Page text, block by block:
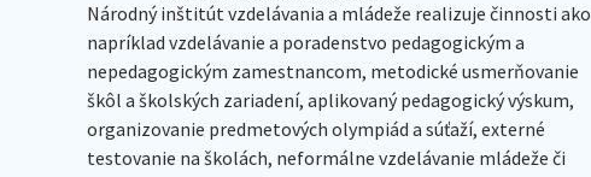
Národný inštitút vzdelávania a mládeže realizuje činnosti ako
napríklad vzdelávanie a poradenstvo pedagogickým a
nepedagogickým zamestnancom, metodické usmerňovanie
škôl a školských zariadení, aplikovaný pedagogický výskum,
organizovanie predmetových olympiád a súťaží, externé
testovanie na školách, neformálne vzdelávanie mládeže či